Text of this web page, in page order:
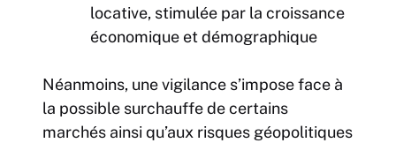
locative, stimulée par la croissance
économique et démographique
Néanmoins, une vigilance s’impose face à
la possible surchauffe de certains
marchés ainsi qu’aux risques géopolitiques